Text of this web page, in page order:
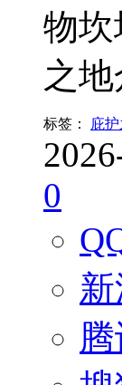
物
之地
标签： 庇
0